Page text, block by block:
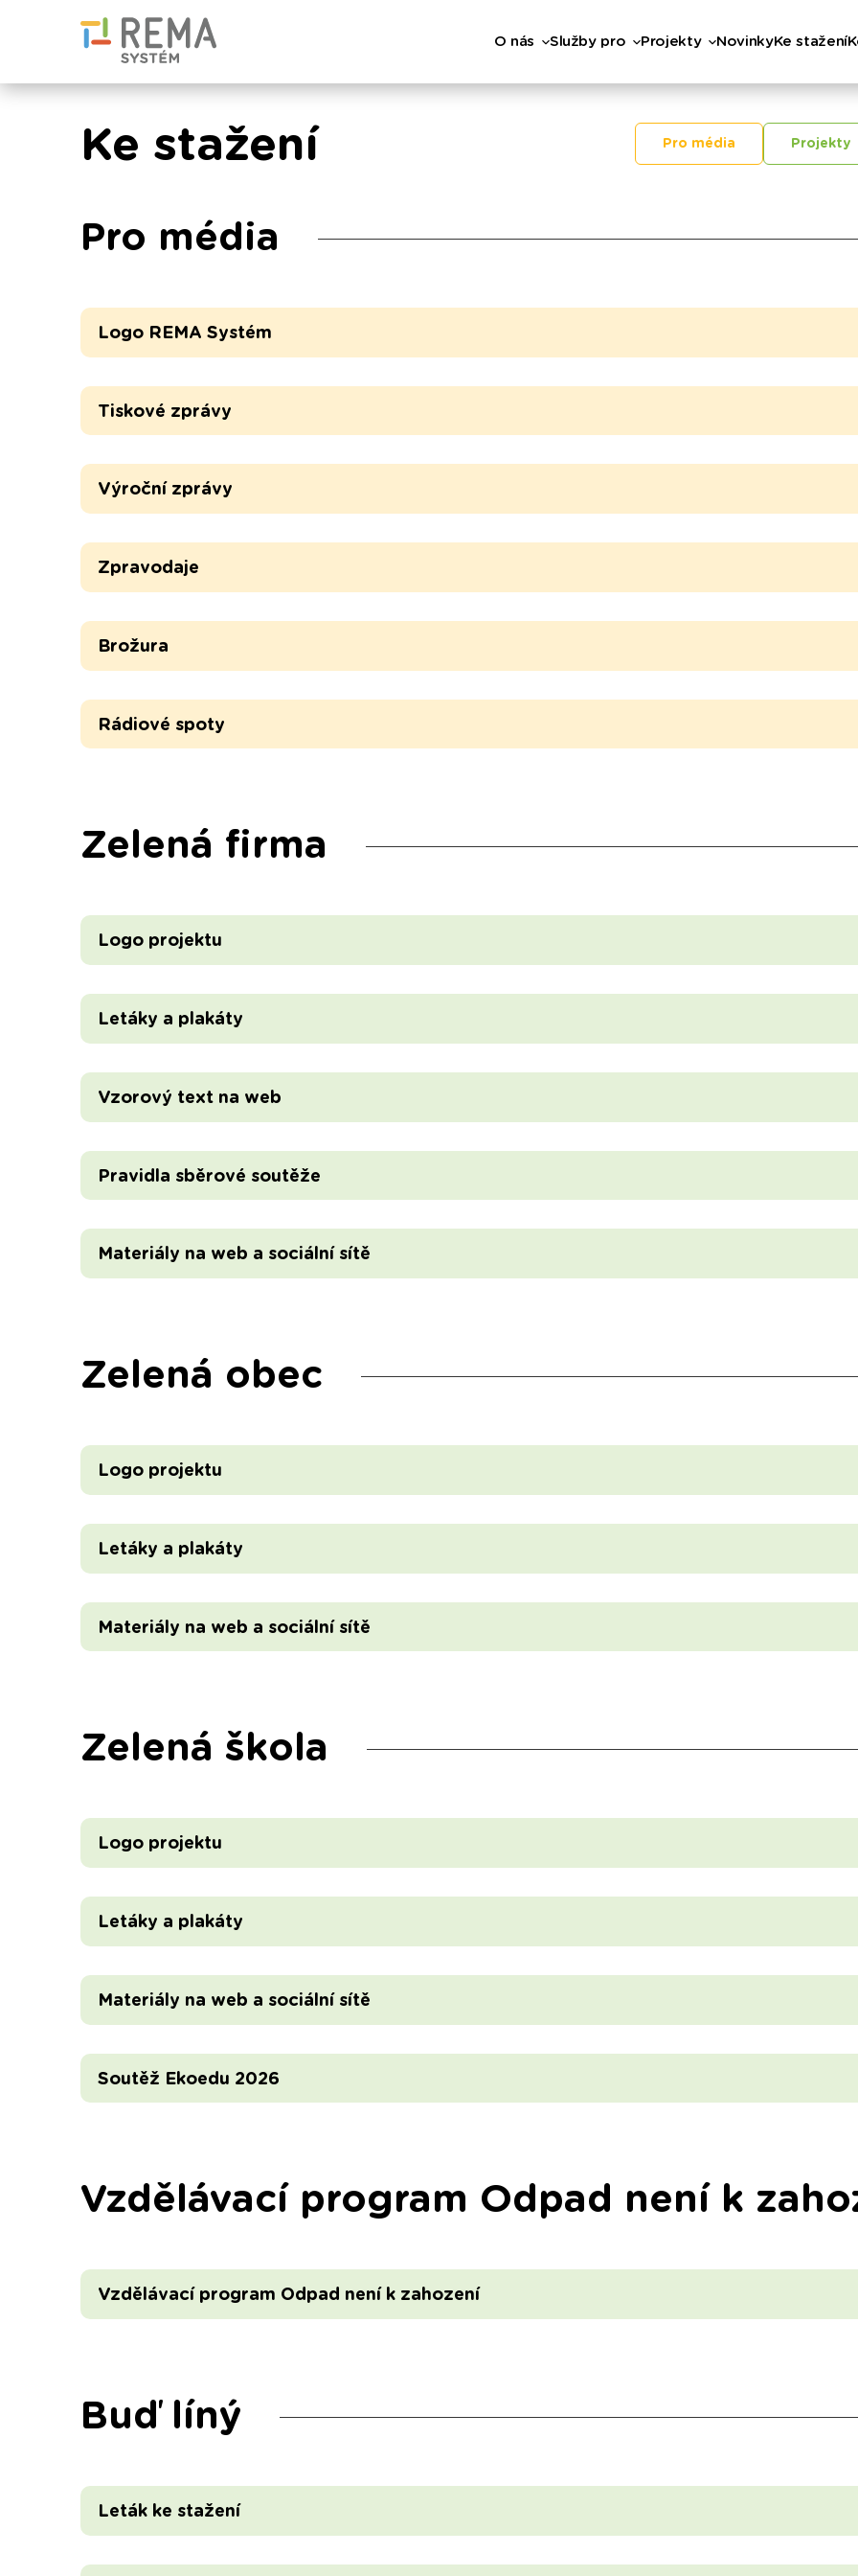
O nás Služby pro Projekty NovinkyKe stažení
Ke stažení Pro média Projekty
Pro média
Logo REMA Systém
Tiskové zprávy
Výroční zprávy
Zpravodaje
Brožura
Rádiové spoty
Zelená firma
Logo projektu
Letáky a plakáty
Vzorový text na web
Pravidla sběrové soutěže
Materiály na web a sociální sítě
Zelená obec
Logo projektu
Letáky a plakáty
Materiály na web a sociální sítě
Zelená škola
Logo projektu
Letáky a plakáty
Materiály na web a sociální sítě
Soutěž Ekoedu 2026
Vzdělávací program Odpad není k
Vzdělávací program Odpad není k zahození
Buď líný
Leták ke stažení